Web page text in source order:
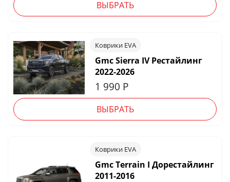
ВЫБРАТЬ
Коврики EVA
Gmc Sierra IV Рестайлинг
2022-2026
1 990 Р
ВЫБРАТЬ
Коврики EVA
Gmc Terrain I Дорестайлинг
2011-2016